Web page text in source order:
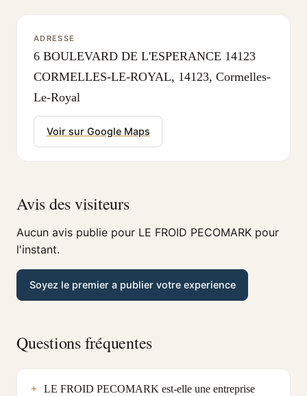
ADRESSE
6 BOULEVARD DE L'ESPERANCE 14123
CORMELLES-LE-ROYAL, 14123, Cormelles-
Le-Royal
Voir sur Google Maps
Avis des visiteurs
Aucun avis publie pour LE FROID PECOMARK pour
l'instant.
Soyez le premier a publier votre experience
Questions fréquentes
LE FROID PECOMARK est-elle une entreprise